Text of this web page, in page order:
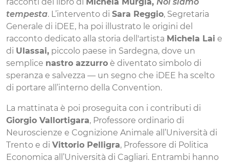
tempesta. L’intervento di Sara Reggio, Segretaria
Generale di iDEE, ha poi illustrato le origini del
racconto dedicato alla storia dell'artista Michela Lai e
di Ulassai, piccolo paese in Sardegna, dove un
semplice nastro azzurro è diventato simbolo di
speranza e salvezza — un segno che iDEE ha scelto
di portare all’interno della Convention.
La mattinata è poi proseguita con i contributi di
Giorgio Vallortigara, Professore ordinario di
Neuroscienze e Cognizione Animale all’Università di
Trento e di Vittorio Pelligra, Professore di Politica
Economica all’Università di Cagliari. Entrambi hanno